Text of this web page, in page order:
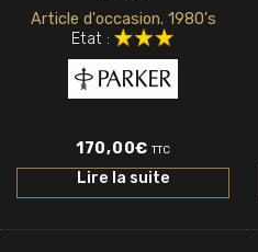
Article d'occasion. 1980's
Etat :
170,00€ TTC
Lire la suite